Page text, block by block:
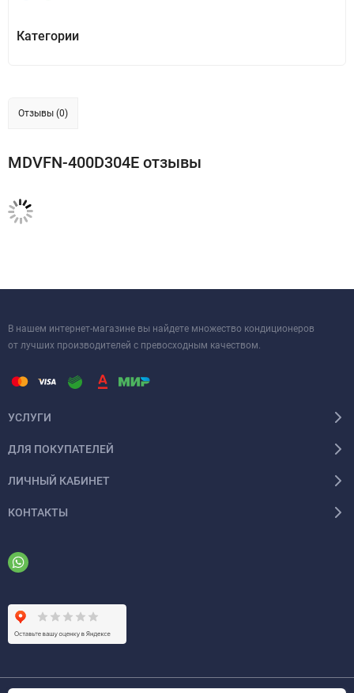
Категории
Отзывы (0)
MDVFN-400D304E отзывы
В нашем интернет-магазине вы найдете множество кондиционеров
от лучших производителей с превосходным качеством.
УСЛУГИ
ДЛЯ ПОКУПАТЕЛЕЙ
ЛИЧНЫЙ КАБИНЕТ
КОНТАКТЫ